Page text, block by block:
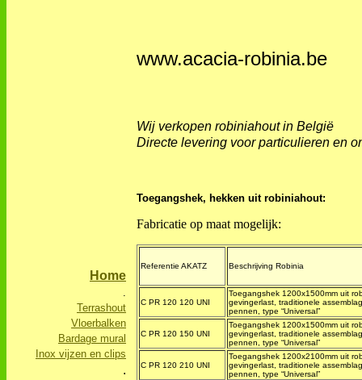
www.acacia-robinia.be
Wij verkopen robiniahout in België
Directe levering voor particulieren en
Home
.
Terrashout
Vloerbalken
Bardage mural
Inox vijzen en clips
.
Toegangshek, hekken uit robiniahout:
Fabricatie op maat mogelijk:
Referentie AKATZ Beschrijving Robinia
C PR 120 120 UNI
Toegangshek 1200x1500mm uit
gevingerlast, traditionele
pennen, type “Universal”
C PR 120 150 UNI
Toegangshek 1200x1500mm uit
gevingerlast, traditionele
pennen, type “Universal”
C PR 120 210 UNI
Toegangshek 1200x2100mm uit
gevingerlast, traditionele
pennen, type “Universal”